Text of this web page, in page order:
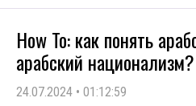
How To: как понять
арабский национализм?
24.07.2024 • 01:12:59